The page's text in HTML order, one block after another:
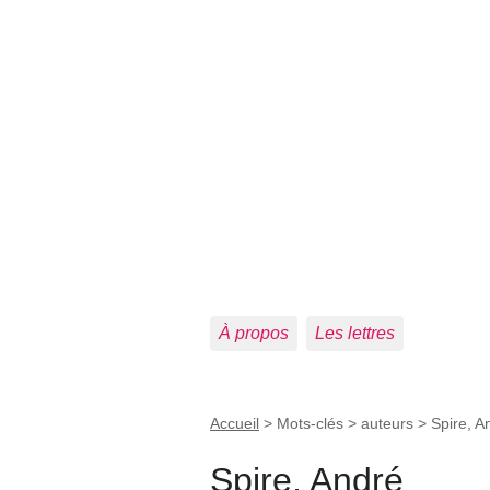
À propos Les lettres
Accueil > Mots-clés > auteurs > Spire,
Spire, André